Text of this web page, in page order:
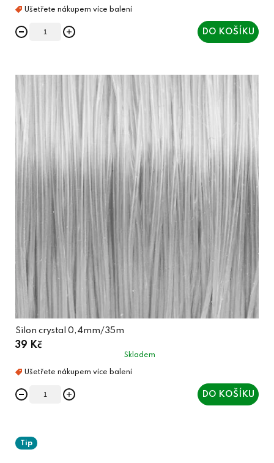
DO KOŠÍKU
Silon crystal 0,4mm/35m
39 Kč
Skladem
DO KOŠÍKU
Tip